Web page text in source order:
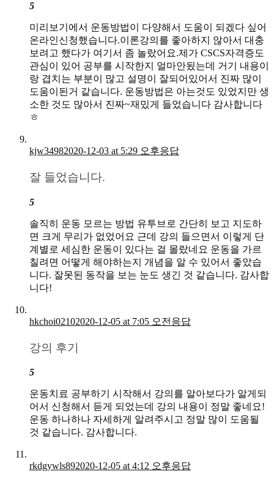
5
미리보기에서 운동방법이 다양해서 도움이 되겠다 싶어
온라인신청했습니다.이론강의를 좋아하지 않아서 대충
보려고 했다가 여기서 좀 놀랐어요.제가 CSCS자격증도
관심이 있어 공부를 시작한지 얼마안됬는데 거기 내용이
랑 겹치는 부분이 많고 설명이 잘되어있어서 진짜 많이
도움이된거 같습니다. 운동방법은 아는것도 있었지만 생
소한 것도 많아서 진짜~재밌게 들었습니다 감사합니다
ㅎ
kjw34982020-12-03 at 5:29 오후응답
잘 들었습니다.
5
솔직히 운동 모르는 방법 유투브로 간단히 보고 지도하
면 크게 무리가 없었어요 근데 강의 들으면서 이렇게 단
계별로 세심한 운동이 있다는 걸 몰랐네요 운동을 가르
칠려면 어떻게 해야하는지 개념을 알 수 있어서 좋았습
니다. 잘못된 동작을 보는 눈도 생긴 것 같습니다. 감사합
니다!
hkchoi02102020-12-05 at 7:05 오전 응답
강의 후기
5
운동치료 공부하기 시작해서 강의를 알아보다가 알게되
어서 신청해서 듣게 되었는데 강의 내용이 정말 좋네요!
운동 하나하나 자세하게 알려주시고 정말 많이 도움될
것 같습니다. 감사합니다.
rkdgywls892020-12-05 at 4:12 오후응답